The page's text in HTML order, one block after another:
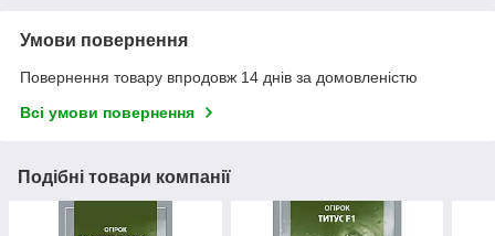
Умови повернення
Повернення товару впродовж 14 днів за домовленістю
Всі умови повернення
Подібні товари компанії